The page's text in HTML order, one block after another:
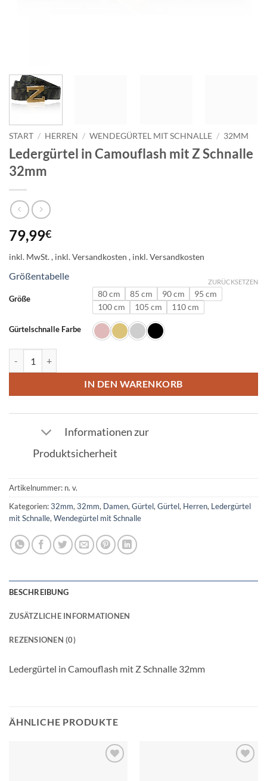
START / HERREN / WENDEGÜRTEL MIT SCHNALLE / 32MM
Ledergürtel in Camouflash mit Z Schnalle
32mm
79,99€
inkl. MwSt.
Größentabelle
Größe 80 cm 85 cm 90 cm
95 cm
100 cm
105 cm 110 cm
Gürtelschnalle Farbe
ZURÜCKSETZEN
IN DEN WARENKORB
Informationen zur
Produktsicherheit
Artikelnummer: n. v.
Kategorien:32mm, 32mm, Damen, Gürtel, Gürtel, Herren, Ledergürtel
mit Schnalle, Wendegürtel mit Schnalle
BESCHREIBUNG
ZUSÄTZLICHE INFORMATIONEN
REZENSIONEN (0)
Ledergürtel in Camouflash mit Z Schnalle 32mm
ÄHNLICHE PRODUKTE